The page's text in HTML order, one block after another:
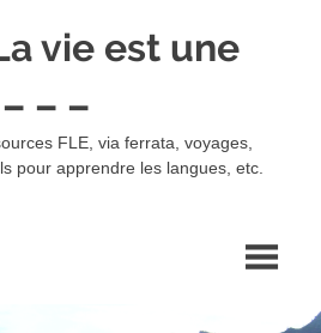
vie est une
– –
FLE, via ferrata, voyages,
pour apprendre les langues, etc.